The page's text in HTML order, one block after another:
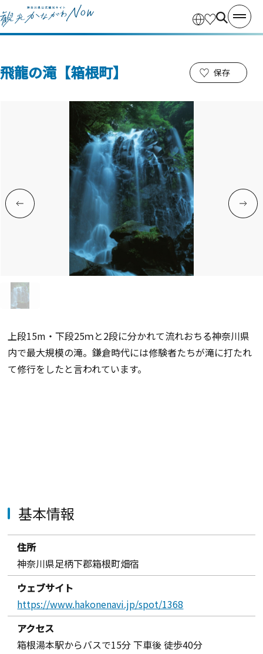
飛龍の滝【箱根町】 保存
上段15m・下段25ｍと2段に分かれて流れおちる神奈川県
内で最大規模の滝。鎌倉時代には修験者たちが滝に打たれ
て修行をしたと言われています。
基本情報
住所
神奈川県足柄下郡箱根町畑宿
ウェブサイト
https://www.hakonenavi.jp/spot/1368
アクセス
箱根湯本駅からバスで15分 下車後 徒歩40分